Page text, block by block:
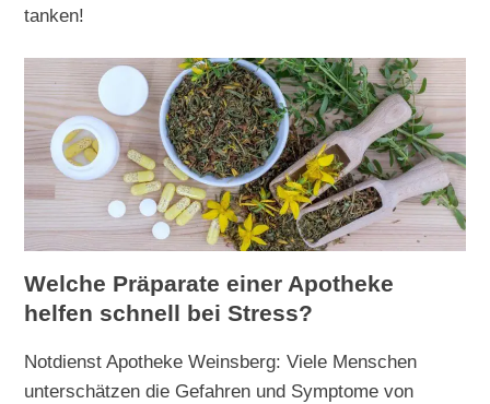
tanken!
Welche Präparate einer Apotheke
helfen schnell bei Stress?
Notdienst Apotheke Weinsberg: Viele Menschen
unterschätzen die Gefahren und Symptome von